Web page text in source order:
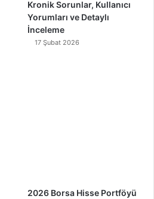
Kronik Sorunlar, Kullanıcı
Yorumları ve Detaylı
İnceleme
17 Şubat 2026
2026 Borsa Hisse Portföyü